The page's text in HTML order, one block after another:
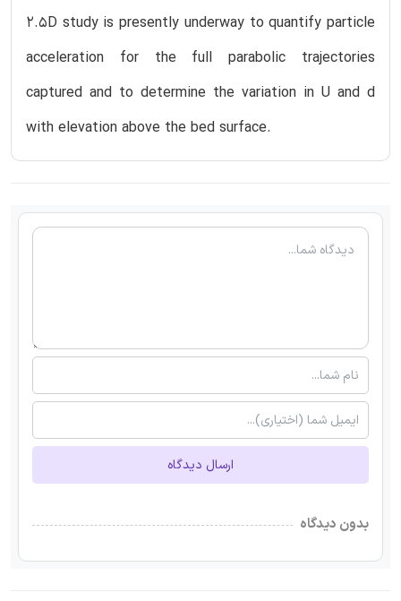
2.5D study is presently underway to quantify particle
acceleration for the full parabolic trajectories
captured and to determine the variation in U and d
with elevation above the bed surface.
ارسال دیدگاه
بدون دیدگاه